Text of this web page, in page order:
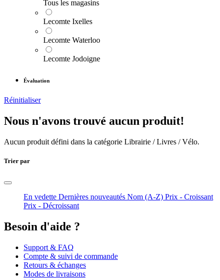
Tous les magasins
Lecomte Ixelles
Lecomte Waterloo
Lecomte Jodoigne
Évaluation
Réinitialiser
Nous n'avons trouvé aucun produit!
Aucun produit défini dans la catégorie Librairie / Livres / Vélo.
Trier par
En vedette Dernières nouveautés Nom (A-Z) Prix - Croissant
Prix - Décroissant
Besoin d'aide ?
Support & FAQ
Compte & suivi de commande
Retours & échanges
Modes de livraisons